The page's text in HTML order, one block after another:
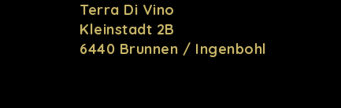
Terra Di Vino
Kleinstadt 2B
6440 Brunnen / Ingenbohl